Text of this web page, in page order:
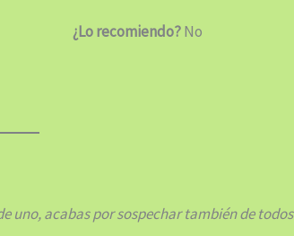
¿Lo recomiendo?No
uno, acabas por sospechar también de todos